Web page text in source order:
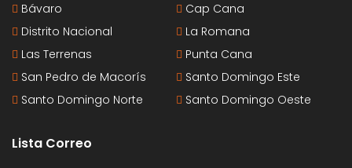
Bávaro
Cap Cana
Distrito Nacional
La Romana
Las Terrenas
Punta Cana
San Pedro de Macorís
Santo Domingo Este
Santo Domingo Norte
Santo Domingo Oeste
Lista Correo